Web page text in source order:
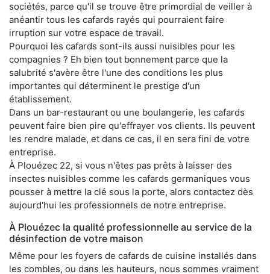
sociétés, parce qu'il se trouve être primordial de veiller à
anéantir tous les cafards rayés qui pourraient faire
irruption sur votre espace de travail.
Pourquoi les cafards sont-ils aussi nuisibles pour les
compagnies ? Eh bien tout bonnement parce que la
salubrité s'avère être l'une des conditions les plus
importantes qui déterminent le prestige d'un
établissement.
Dans un bar-restaurant ou une boulangerie, les cafards
peuvent faire bien pire qu'effrayer vos clients. Ils peuvent
les rendre malade, et dans ce cas, il en sera fini de votre
entreprise.
À Plouézec 22, si vous n'êtes pas prêts à laisser des
insectes nuisibles comme les cafards germaniques vous
pousser à mettre la clé sous la porte, alors contactez dès
aujourd'hui les professionnels de notre entreprise.
À Plouézec la qualité professionnelle au service de la
désinfection de votre maison
Même pour les foyers de cafards de cuisine installés dans
les combles, ou dans les hauteurs, nous sommes vraiment